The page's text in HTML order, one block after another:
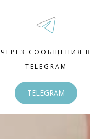
ЧЕРЕЗ СООБЩЕНИЯ В
TELEGRAM
TELEGRAM